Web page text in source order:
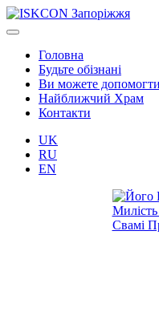
Головна
Будьте обізнані
Ви можете допомогти
Найближчий Храм
Контакти
UK
RU
EN